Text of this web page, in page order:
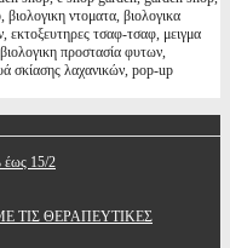
ντοματα, βιολογικα
εκτοξευτηρες τσαφ-τσαφ, μειγμα
προστασία φυτων,
σκίασης λαχανικών, pop-up
έως 15/2
ΤΙΣ ΘΕΡΑΠΕΥΤΙΚΕΣ